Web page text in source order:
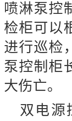
喷淋泵控
检柜可以
进行巡检
泵控制柜
大伤亡。
双电源